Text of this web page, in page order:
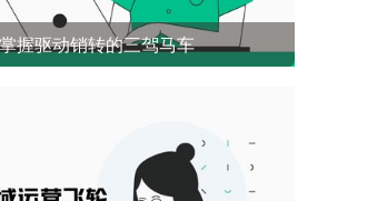
握驱动销转的三驾马车